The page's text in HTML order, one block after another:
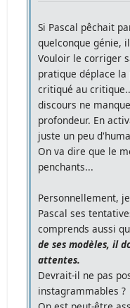
Si Pascal pêchait
quelconque génie,
Vouloir le corriger
pratique déplace
critiqué au
discours ne
profondeur. En
juste un peu
On va dire que le
penchants...
Personnellement,
Pascal ses
comprends aussi
de ses modèles, il
attentes.
Devrait-il ne pas
instagrammables ?